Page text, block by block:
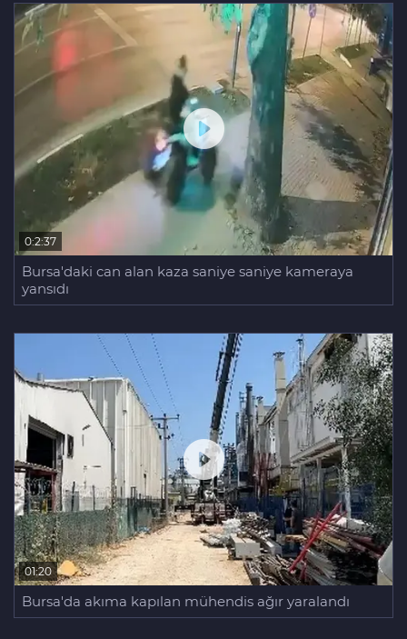
Aziz Yıldırım’ın kızına yönelik
paylaşım yapan şahsa ‘ev hapsi’
0:2:37
Bursa'daki can alan kaza saniye saniye kameraya
yansıdı
01:20
Bursa'da akıma kapılan mühendis ağır yaralandı